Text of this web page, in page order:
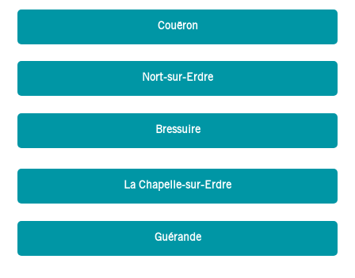
Couëron
Nort-sur-Erdre
Bressuire
La Chapelle-sur-Erdre
Guérande